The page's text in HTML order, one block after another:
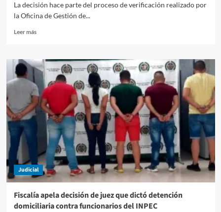
La decisión hace parte del proceso de verificación realizado por
la Oficina de Gestión de...
Leer másLeer
Suspenden
los
subsidios
de
arriendo
a
familias
damnificadas
fenómenos
naturales
en
Cartagena
Judicial
Fiscalía apela decisión de juez que dictó detención
domiciliaria contra funcionarios del INPEC